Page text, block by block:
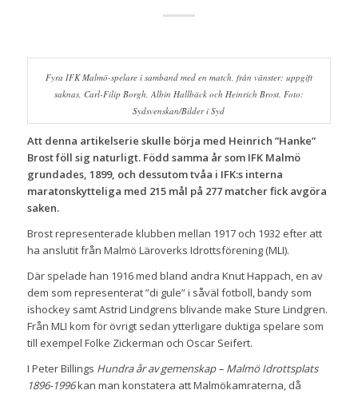
Fyra IFK Malmö-spelare i samband med en match, från vänster: uppgift
saknas, Carl-Filip Borgh, Albin Hallbäck och Heinrich Brost. Foto:
Sydsvenskan/Bilder i Syd
Att denna artikelserie skulle börja med Heinrich ”Hanke”
Brost föll sig naturligt. Född samma år som IFK Malmö
grundades, 1899, och dessutom tvåa i IFK:s interna
maratonskytteliga med 215 mål på 277 matcher fick avgöra
saken.
Brost representerade klubben mellan 1917 och 1932 efter att
ha anslutit från Malmö Läroverks Idrottsförening (MLI).
Där spelade han 1916 med bland andra Knut Happach, en av
dem som representerat ”di gule” i såväl fotboll, bandy som
ishockey samt Astrid Lindgrens blivande make Sture Lindgren.
Från MLI kom för övrigt sedan ytterligare duktiga spelare som
till exempel Folke Zickerman och Oscar Seifert.
I Peter Billings Hundra år av gemenskap – Malmö Idrottsplats
1896-1996kan man konstatera att Malmökamraterna, då